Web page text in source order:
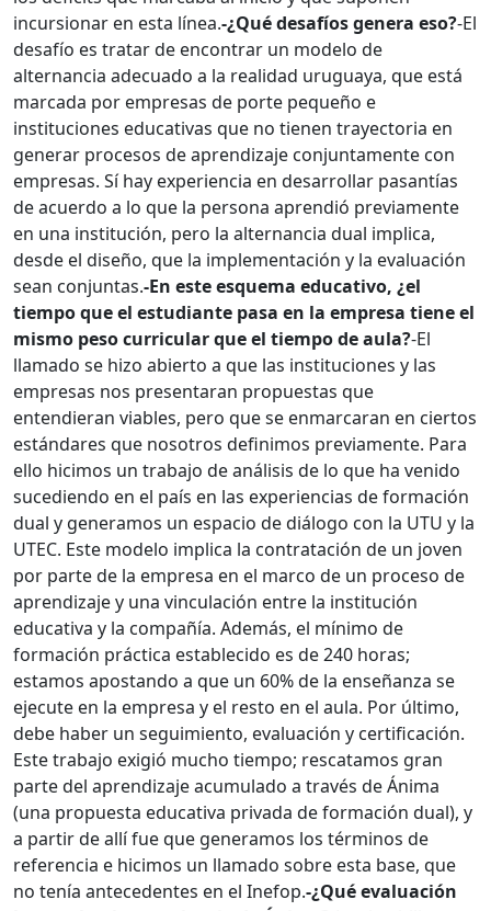
incursionar en esta línea.-¿Qué desafíos genera eso?-El
desafío es tratar de encontrar un modelo de
alternancia adecuado a la realidad uruguaya, que está
marcada por empresas de porte pequeño e
instituciones educativas que no tienen trayectoria en
generar procesos de aprendizaje conjuntamente con
empresas. Sí hay experiencia en desarrollar pasantías
de acuerdo a lo que la persona aprendió previamente
en una institución, pero la alternancia dual implica,
desde el diseño, que la implementación y la evaluación
sean conjuntas.-En este esquema educativo, ¿el
tiempo que el estudiante pasa en la empresa tiene el
mismo peso curricular que el tiempo de aula?-El
llamado se hizo abierto a que las instituciones y las
empresas nos presentaran propuestas que
entendieran viables, pero que se enmarcaran en ciertos
estándares que nosotros definimos previamente. Para
ello hicimos un trabajo de análisis de lo que ha venido
sucediendo en el país en las experiencias de formación
dual y generamos un espacio de diálogo con la UTU y la
UTEC. Este modelo implica la contratación de un joven
por parte de la empresa en el marco de un proceso de
aprendizaje y una vinculación entre la institución
educativa y la compañía. Además, el mínimo de
formación práctica establecido es de 240 horas;
estamos apostando a que un 60% de la enseñanza se
ejecute en la empresa y el resto en el aula. Por último,
debe haber un seguimiento, evaluación y certificación.
Este trabajo exigió mucho tiempo; rescatamos gran
parte del aprendizaje acumulado a través de Ánima
(una propuesta educativa privada de formación dual), y
a partir de allí fue que generamos los términos de
referencia e hicimos un llamado sobre esta base, que
no tenía antecedentes en el Inefop.-¿Qué evaluación